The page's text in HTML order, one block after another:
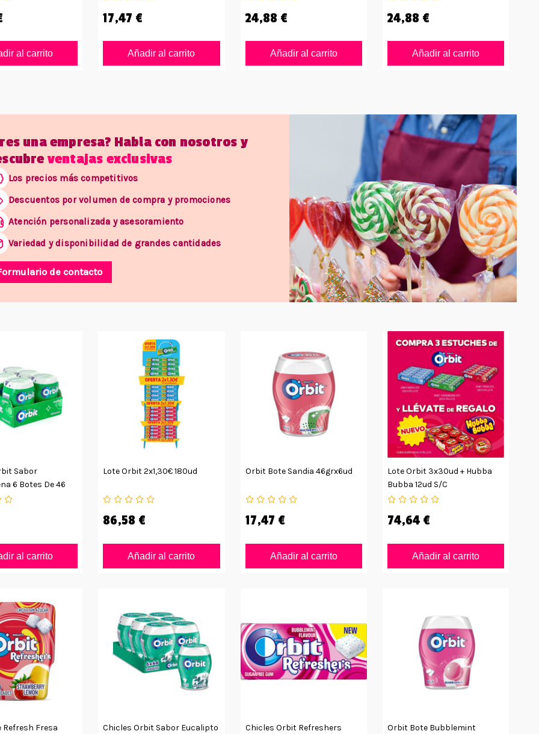
al carrito
17,47 €
Añadir al carrito
24,88 €
Añadir al carrito
24,88 €
Añadir al carrito
una empresa? Habla con nosotros y
ventajas exclusivas
Los precios más competitivos
Descuentos por volumen de compra y promociones
Atención personalizada y asesoramiento
Variedad y disponibilidad de grandes cantidades
de contacto
Sabor
6 Botes De 46
al carrito
Lote Orbit 2x1,30€ 180ud
86,58 €
Añadir al carrito
Orbit Bote Sandia 46grx6ud
17,47 €
Añadir al carrito
Lote Orbit 3x30ud + Hubba
Bubba 12ud S/c
74,64 €
Añadir al carrito
Fresa
Chicles Orbit Sabor Eucalipto
Chicles Orbit Refreshers
Orbit Bote Bubblemint